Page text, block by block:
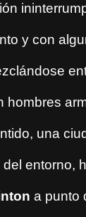
y con
hombres
una
entorno,
a punto